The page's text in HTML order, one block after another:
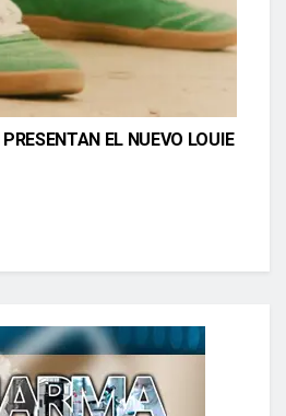
EL NUEVO LOUIE